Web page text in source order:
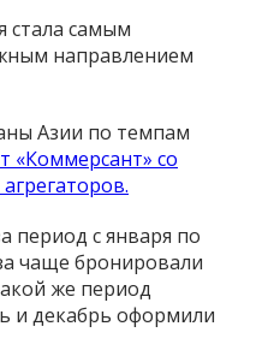
стала самым
направлением
Азии по темпам
«Коммерсант» со
период с января по
чаще бронировали
же период
и декабрь оформили